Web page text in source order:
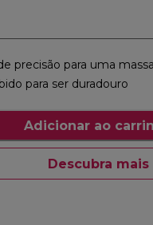
precisão para uma
para ser duradouro
Adicionar ao
Descubra mais